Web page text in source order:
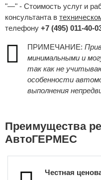
"—" - Стоимость услуг и
консультанта в
телефону +7 (495) 011-40-
ПРИМЕЧАНИЕ:
минимальными и
так как не
особенности
выполнения
Преимущества
АвтоГЕРМЕС
Честная